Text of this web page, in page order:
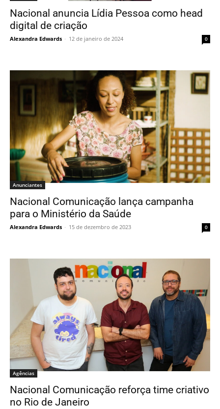
Nacional anuncia Lídia Pessoa como head
digital de criação
Alexandra Edwards - 12 de janeiro de 2024 0
Anunciantes
Nacional Comunicação lança campanha
para o Ministério da Saúde
Alexandra Edwards - 15 de dezembro de 2023 0
Agências
Nacional Comunicação reforça time criativo
no Rio de Janeiro